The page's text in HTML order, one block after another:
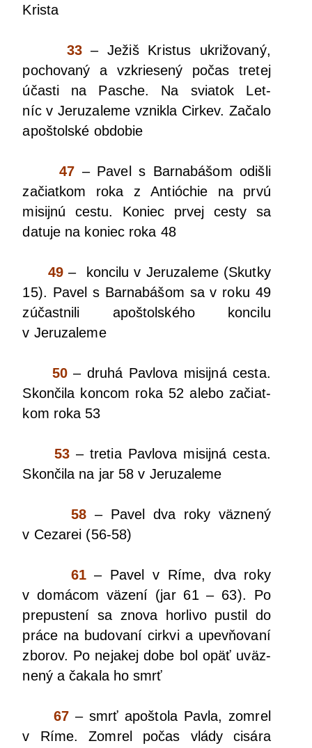
Krista
33 – Ježiš Kris­tus ukri­žo­va­ný,
pocho­va­ný a vzkrie­se­ný počas tre­tej
účas­ti na Pas­che. Na svia­tok Let­
níc v Jeru­za­le­me vznik­la Cir­kev. Zača­lo
apoš­tol­ské obdobie
47 – Pavel s Bar­na­bá­šom odiš­li
začiat­kom roka z Anti­ó­chie na prvú
misij­nú ces­tu. Koniec prvej ces­ty sa
datu­je na koniec roka 48
49 – kon­ci­lu v Jeru­za­le­me (Skut­ky
15). Pavel s Bar­na­bá­šom sa v roku 49
zúčast­ni­li apoš­tol­ské­ho kon­ci­lu
v Jeruzaleme
50 – dru­há Pav­lo­va misij­ná ces­ta.
Skon­či­la kon­com roka 52 ale­bo začiat­
kom roka 53
53 – tre­tia Pav­lo­va misij­ná ces­ta.
Skon­či­la na jar 58 v Jeruzaleme
58 – Pavel dva roky väz­ne­ný
v Ceza­rei (56-58)
61 – Pavel v Ríme, dva roky
v domá­com väze­ní (jar 61 – 63). Po
pre­pus­te­ní sa zno­va hor­li­vo pus­til do
prá­ce na budo­va­ní cir­kvi a upev­ňo­va­ní
zbo­rov. Po neja­kej dobe bol opäť uväz­
ne­ný a čaka­la ho smrť
67 – smrť apoš­to­la Pav­la, zomrel
v Ríme. Zomrel počas vlá­dy cisá­ra